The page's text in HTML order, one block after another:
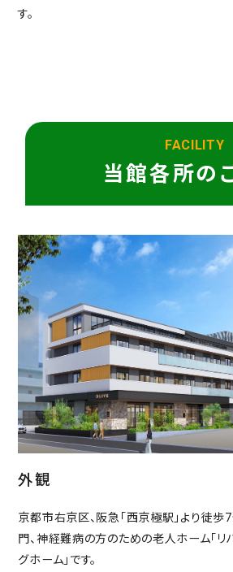
す。
FACILITY
当館各所の
外観
京都市右京区、阪急「西京極駅」より徒歩
門、神経難病の方のための老人ホーム「リ
グホーム」です。